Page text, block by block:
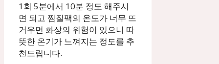
1회 5분에서 10분 정도 해주시
면 되고 찜질팩의 온도가 너무 뜨
거우면 화상의 위험이 있으니 따
뜻한 온기가 느껴지는 정도를 추
천드립니다.